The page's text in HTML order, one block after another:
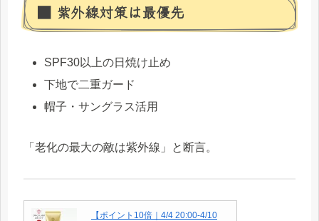
■ 紫外線対策は最優先
SPF30以上の日焼け止め
下地で二重ガード
帽子・サングラス活用
「老化の最大の敵は紫外線」と断言。
【ポイント10倍｜4/4 20:00-4/10